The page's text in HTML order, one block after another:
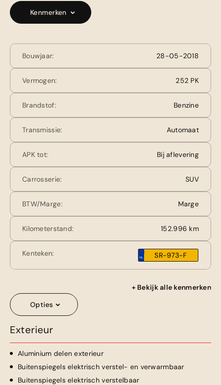
Kenmerken
Bouwjaar: 28-05-2018
Vermogen: 252 PK
Brandstof: Benzine
Transmissie: Automaat
APK tot: Bij aflevering
Carrosserie: SUV
BTW/Marge: Marge
Kilometerstand: 152.996 km
Kenteken: SR-973-F
+ Bekijk alle kenmerken
Opties
Exterieur
Aluminium delen exterieur
Buitenspiegels elektrisch verstel- en verwarmbaar
Buitenspiegels elektrisch verstelbaar